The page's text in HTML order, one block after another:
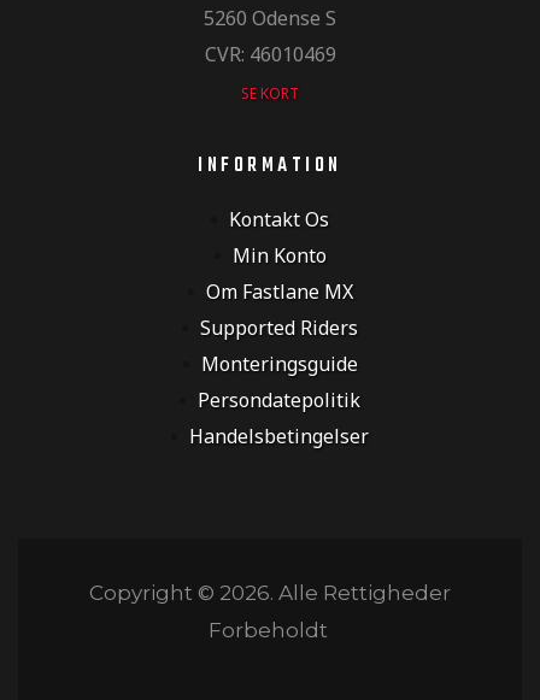
5260 Odense S
CVR: 46010469
SE KORT
INFORMATION
Kontakt Os
Min Konto
Om Fastlane MX
Supported Riders
Monteringsguide
Persondatepolitik
Handelsbetingelser
Copyright © 2026. Alle Rettigheder
Forbeholdt